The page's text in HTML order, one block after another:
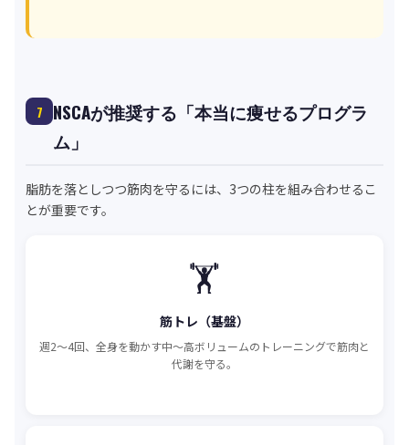
7
NSCAが推奨する「本当に痩せるプログラ
ム」
脂肪を落としつつ筋肉を守るには、3つの柱を組み合わせるこ
とが重要です。
🏋️
筋トレ（基盤）
週2〜4回、全身を動かす中〜高ボリュームのトレーニングで筋肉と
代謝を守る。